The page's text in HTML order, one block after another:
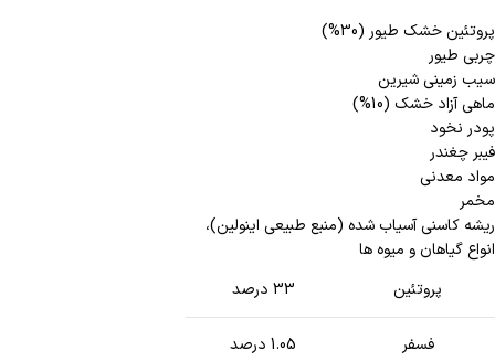
پروتئین خشک طیور (30%)
چربی طیور
سیب زمینی شیرین
ماهی آزاد خشک (10%)
پودر نخود
فیبر چغندر
مواد معدنی
مخمر
ریشه کاسنی آسیاب شده (منبع طبیعی اینولین)،
انواع گیاهان و میوه ها
پروتئین
33 درصد
فسفر 1.05 درصد